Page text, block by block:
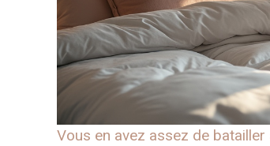
Vous en avez assez de